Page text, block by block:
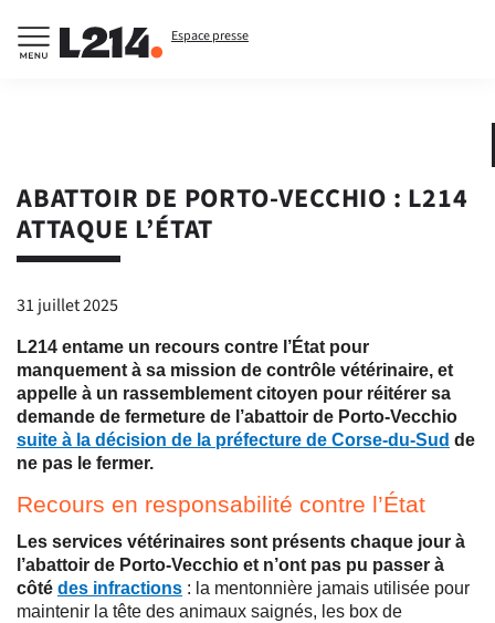
Espace presse
ABATTOIR DE PORTO-VECCHIO : L214
ATTAQUE L’ÉTAT
31 juillet 2025
L214 entame un recours contre l’État pour
manquement à sa mission de contrôle vétérinaire, et
appelle à un rassemblement citoyen pour réitérer sa
demande de fermeture de l’abattoir de Porto-Vecchio
suite à la décision de la préfecture de Corse-du-Sud de
ne pas le fermer.
Recours en responsabilité contre l’État
Les services vétérinaires sont présents chaque jour à
l’abattoir de Porto-Vecchio et n’ont pas pu passer à
côté des infractions : la mentonnière jamais utilisée pour
maintenir la tête des animaux saignés, les box de